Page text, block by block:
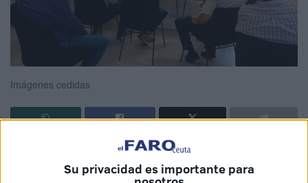
Su privacidad es importante para
Imágenes cedidas
Buenas noticias para los feligreses de la
Carmen de la Almadrabade Ceuta, y es que, en la última